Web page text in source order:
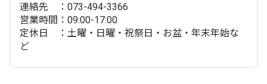
連絡先 ：073-494-3366
営業時間：09:00-17:00
定休日 ：土曜・日曜・祝祭日・お盆・年末年始な
ど